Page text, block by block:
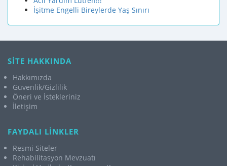
İşitme Engelli Bireylerde Yaş Sınırı
SİTE HAKKINDA
Hakkımızda
Güvenlik/Gizlilik
Öneri ve İstekleriniz
İletişim
FAYDALI LİNKLER
Resmi Siteler
Rehabilitasyon Mevzuatı